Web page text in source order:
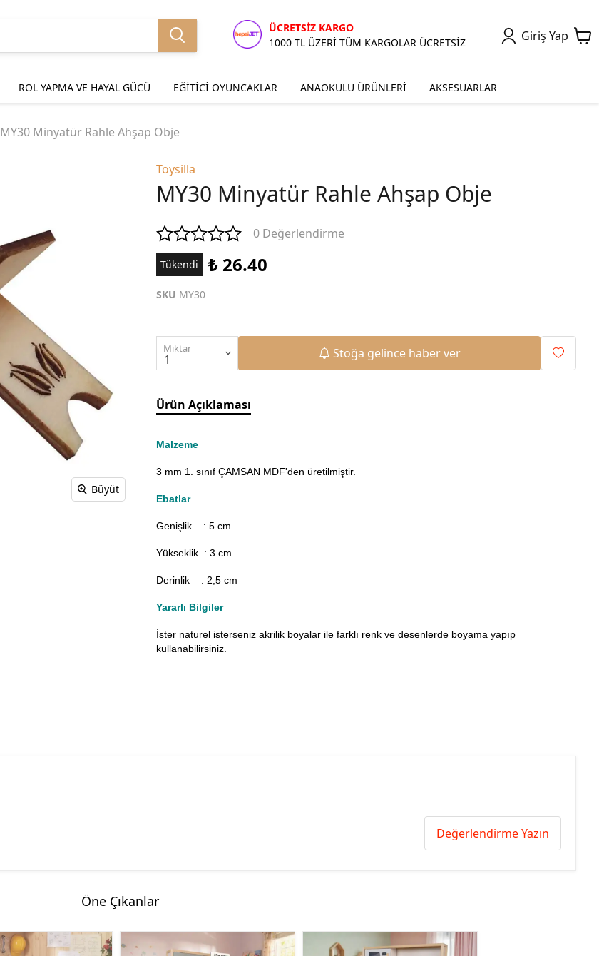
ÜCRETSİZ KARGO
1000 TL ÜZERİ TÜM KARGOLAR ÜCRETSİZ
Giriş Yap
ROL YAPMA VE HAYAL GÜCÜ EĞİTİCİ OYUNCAKLAR ANAOKULU ÜRÜNLERİ AKSESUARLAR
MY30 Minyatür Rahle Ahşap Obje
Büyüt
Toysilla
MY30 Minyatür Rahle Ahşap Obje
0 Değerlendirme
Tükendi ₺ 26.40
SKU MY30
Miktar Stoğa gelince haber ver
Ürün Açıklaması
Malzeme
3 mm 1. sınıf ÇAMSAN MDF'den üretilmiştir.
Ebatlar
Genişlik : 5cm
Yükseklik : 3 cm
Derinlik : 2,5 cm
Yararlı Bilgiler
İster naturel isterseniz akrilik boyalar ile farklı renk ve desenlerde boyama yapıp
kullanabilirsiniz.
Değerlendirme Yazın
Öne Çıkanlar